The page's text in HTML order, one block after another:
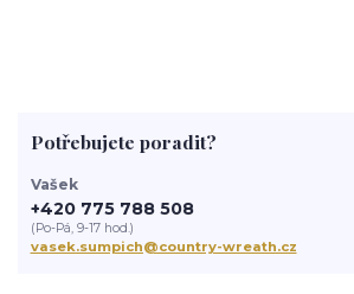
Potřebujete poradit?
Vašek
+420 775 788 508
(Po-Pá, 9-17 hod.)
vasek.sumpich@country-wreath.cz